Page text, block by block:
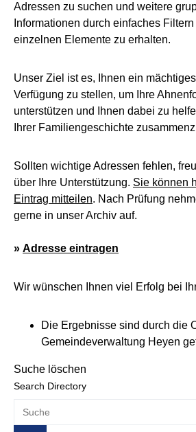
Adressen zu suchen und weitere
Informationen durch einfaches
einzelnen Elemente zu erhalten.
Unser Ziel ist es, Ihnen ein
Verfügung zu stellen, um Ihre
unterstützen und Ihnen dabei zu
Ihrer Familiengeschichte
Sollten wichtige Adressen fehlen,
über Ihre Unterstützung. Sie können
Eintrag mitteilen. Nach Prüfung
gerne in unser Archiv auf.
» Adresse eintragen
Wir wünschen Ihnen viel Erfolg bei
Die Ergebnisse sind durch die
Gemeindeverwaltung Heyen
Suche löschen
Search Directory